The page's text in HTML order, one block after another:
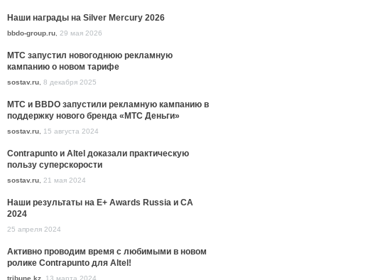
Наши награды на Silver Mercury 2026
bbdo-group.ru 29 мая 2026
МТС запустил новогоднюю рекламную
кампанию о новом тарифе
sostav.ru 8 декабря 2025
МТС и BBDO запустили рекламную кампанию в
поддержку нового бренда «МТС Деньги»
sostav.ru 15 августа 2024
Contrapunto и Altel доказали практическую
пользу суперскорости
sostav.ru 21 мая 2024
Наши результаты на E+ Awards Russia и CA
2024
25 апреля 2024
Активно проводим время с любимыми в новом
ролике Contrapunto для Altel!
tribune.kz 13 марта 2024